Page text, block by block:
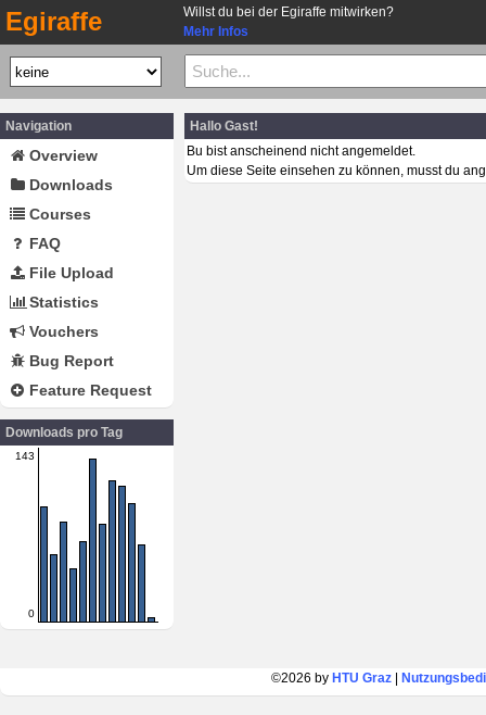
Egiraffe
Willst du bei der Egiraffe mitwirken?
Mehr Infos
Navigation
Overview
Downloads
Courses
FAQ
File Upload
Statistics
Vouchers
Bug Report
Feature Request
Downloads pro Tag
143
0
Hallo Gast!
Bu bist anscheinend nicht angemeldet.
Um diese Seite einsehen zu können, musst du
©2026 by HTU Graz|